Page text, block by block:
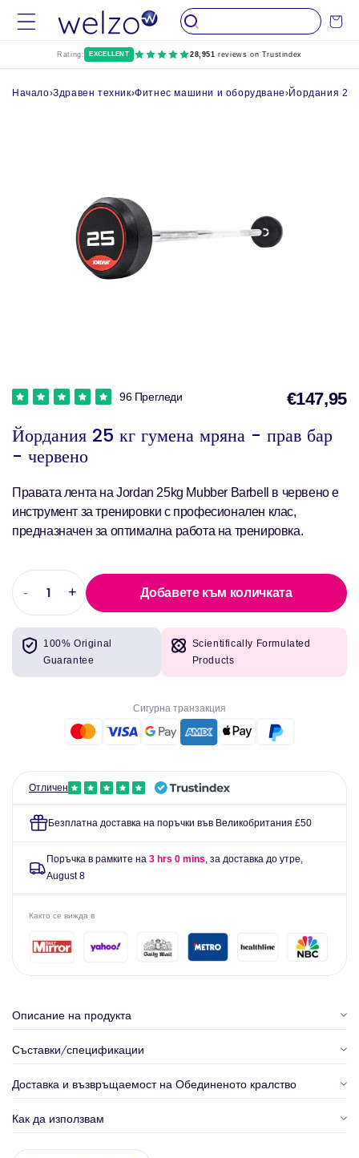
Пропуснете до
съдържание
Количка
Rating: EXCELLENT 28,951 reviews on Trustindex
Начало›Здравен техник›Фитнес машини и оборудване›Йордания 25
Йордания 25 кг гумена мряна - прав бар
- червено
96 Прегледи €147,95
Правата лента на Jordan 25kg Mubber Barbell в червено е
инструмент за тренировки с професионален клас,
предназначен за оптимална работа на тренировка.
Намаляване
на
количеството
за
Йордания
бар
червено
-
Увеличете
количеството
Йордания
25
-
-
+ Добавете към количката
100% Original
Guarantee
Scientifically Formulated
Products
Сигурна транзакция
Отличен
Безплатна доставка на поръчки във Великобритания £50
Поръчка в рамките на 3 hrs 0 mins, за доставка до утре,
August 8
Както се вижда в
Описание на продукта
Съставки/спецификации
Доставка и възвръщаемост на Обединеното кралство
Как да използвам